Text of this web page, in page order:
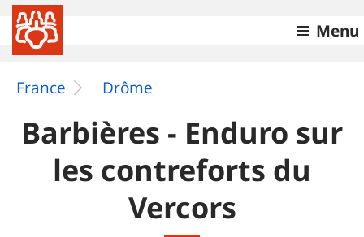
Menu
France Drôme
Barbières - Enduro sur
les contreforts du
Vercors